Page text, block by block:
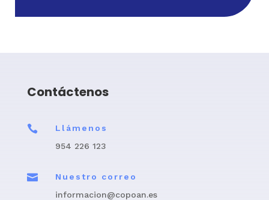
Contáctenos

Llámenos
954 226 123

Nuestro correo
informacion@copoan.es